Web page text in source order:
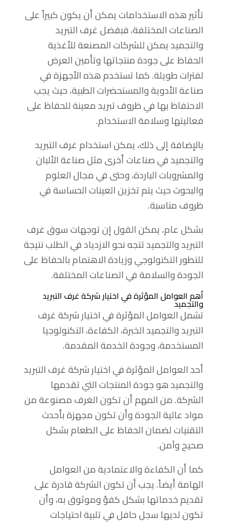
تأثير هذه الاستخدامات يمكن أن يكون كبيراً على
الصناعات المختلفة، فبفضل غرف التبريد
والتجميد يمكن للشركات المصنعة للأغذية
الحفاظ على جودة منتجاتها وتأمين العرض
لفترات طويلة. كما تستخدم هذه الأجهزة في
صناعة الأدوية والمستحضرات الطبية، حيث يجب
الاحتفاظ بها في ظروف تبريد معينة للحفاظ على
فعاليتها وسلامة الاستخدام.
بالإضافة إلى ذلك، يمكن استخدام غرف التبريد
والتجميد في صناعات أخرى مثل صناعة الألبان
والمشروبات الباردة، وحتى في مجال العلوم
والبحوث حيث يتم تخزين العينات الحساسة في
ظروف مناسبة.
بشكل عام، يمكن القول إن توجهات سوق غرف
التبريد والتجميد تتجه نحو الازدياد في الطلب نتيجة
للتطور التكنولوجي وزيادة الاهتمام بالحفاظ على
الجودة والسلامة في الصناعات المختلفة.
أهم العوامل المؤثرة في اختيار شركة غرف التبريد
والتجميد
تشمل العوامل المؤثرة في اختيار شركة غرف
التبريد والتجميد الخبرة، الكفاءة، التكنولوجيا
المستخدمة، وجودة الخدمة المقدمة.
أحد العوامل المؤثرة في اختيار شركة غرف التبريد
والتجميد هو جودة المنتجات التي تقدمها
الشركة. من المهم أن تكون الغرف مصنوعة من
مواد عالية الجودة وأن تكون مجهزة بأحدث
التقنيات لضمان الحفاظ على الطعام بشكل
صحيح وآمن.
كما أن الكفاءة والاعتمادية من العوامل
الهامة أيضاً. يجب أن تكون الشركة قادرة على
تقديم خدماتها بشكل كفؤ وموثوق به، وأن
تكون لديها سجل حافل في تلبية احتياجات